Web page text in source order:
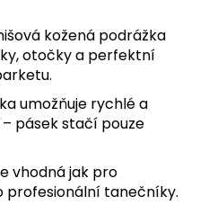
kožená podrážka
otočky a perfektní
umožňuje rychlé a
pásek stačí pouze
vhodná jak pro
profesionální tanečníky.